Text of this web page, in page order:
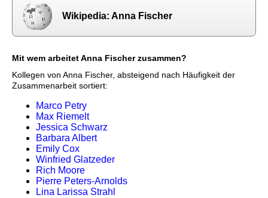
Wikipedia: Anna Fischer
Mit wem arbeitet Anna Fischer zusammen?
Kollegen von Anna Fischer, absteigend nach Häufigkeit der
Zusammenarbeit sortiert:
Marco Petry
Max Riemelt
Jessica Schwarz
Barbara Albert
Emily Cox
Winfried Glatzeder
Rich Moore
Pierre Peters-Arnolds
Lina Larissa Strahl